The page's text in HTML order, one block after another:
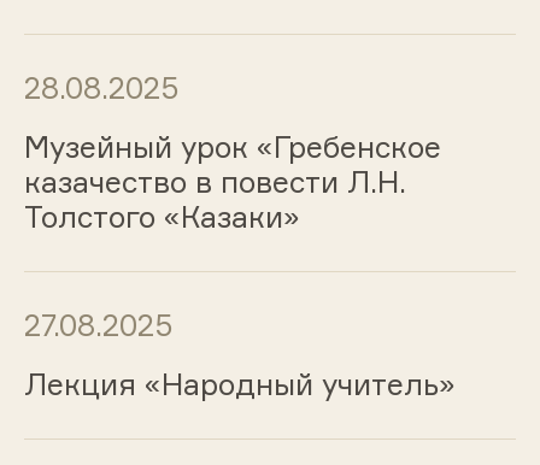
28.08.2025
Музейный урок «Гребенское
казачество в повести Л.Н.
Толстого «Казаки»
27.08.2025
Лекция «Народный учитель»